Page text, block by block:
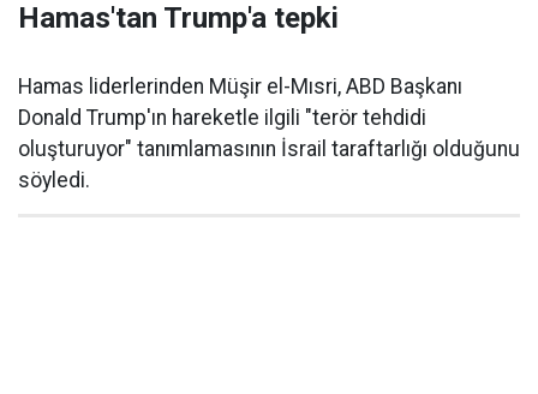
Hamas'tan Trump'a tepki
Hamas liderlerinden Müşir el-Mısri, ABD Başkanı
Donald Trump'ın hareketle ilgili "terör tehdidi
oluşturuyor" tanımlamasının İsrail taraftarlığı olduğunu
söyledi.